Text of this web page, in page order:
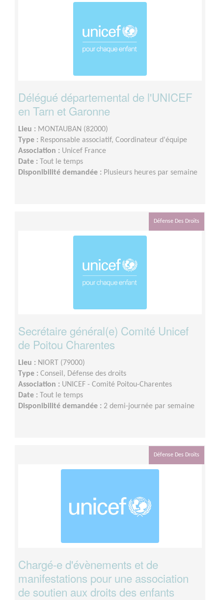
Délégué départemental de l'UNICEF
en Tarn et Garonne
Lieu : MONTAUBAN (82000)
Type : Responsable associatif, Coordinateur d'équipe
Association : Unicef France
Date :
Tout le temps
Disponibilité demandée : Plusieurs heures par semaine
Défense Des Droits
Secrétaire général(e) Comité Unicef
de Poitou Charentes
Lieu : NIORT (79000)
Type : Conseil, Défense des droits
Association : UNICEF - Comité Poitou-Charentes
Date :
Tout le temps
Disponibilité demandée : 2 demi-journée par semaine
Défense Des Droits
Chargé-e d'évènements et de
manifestations pour une association
de soutien aux droits des enfants